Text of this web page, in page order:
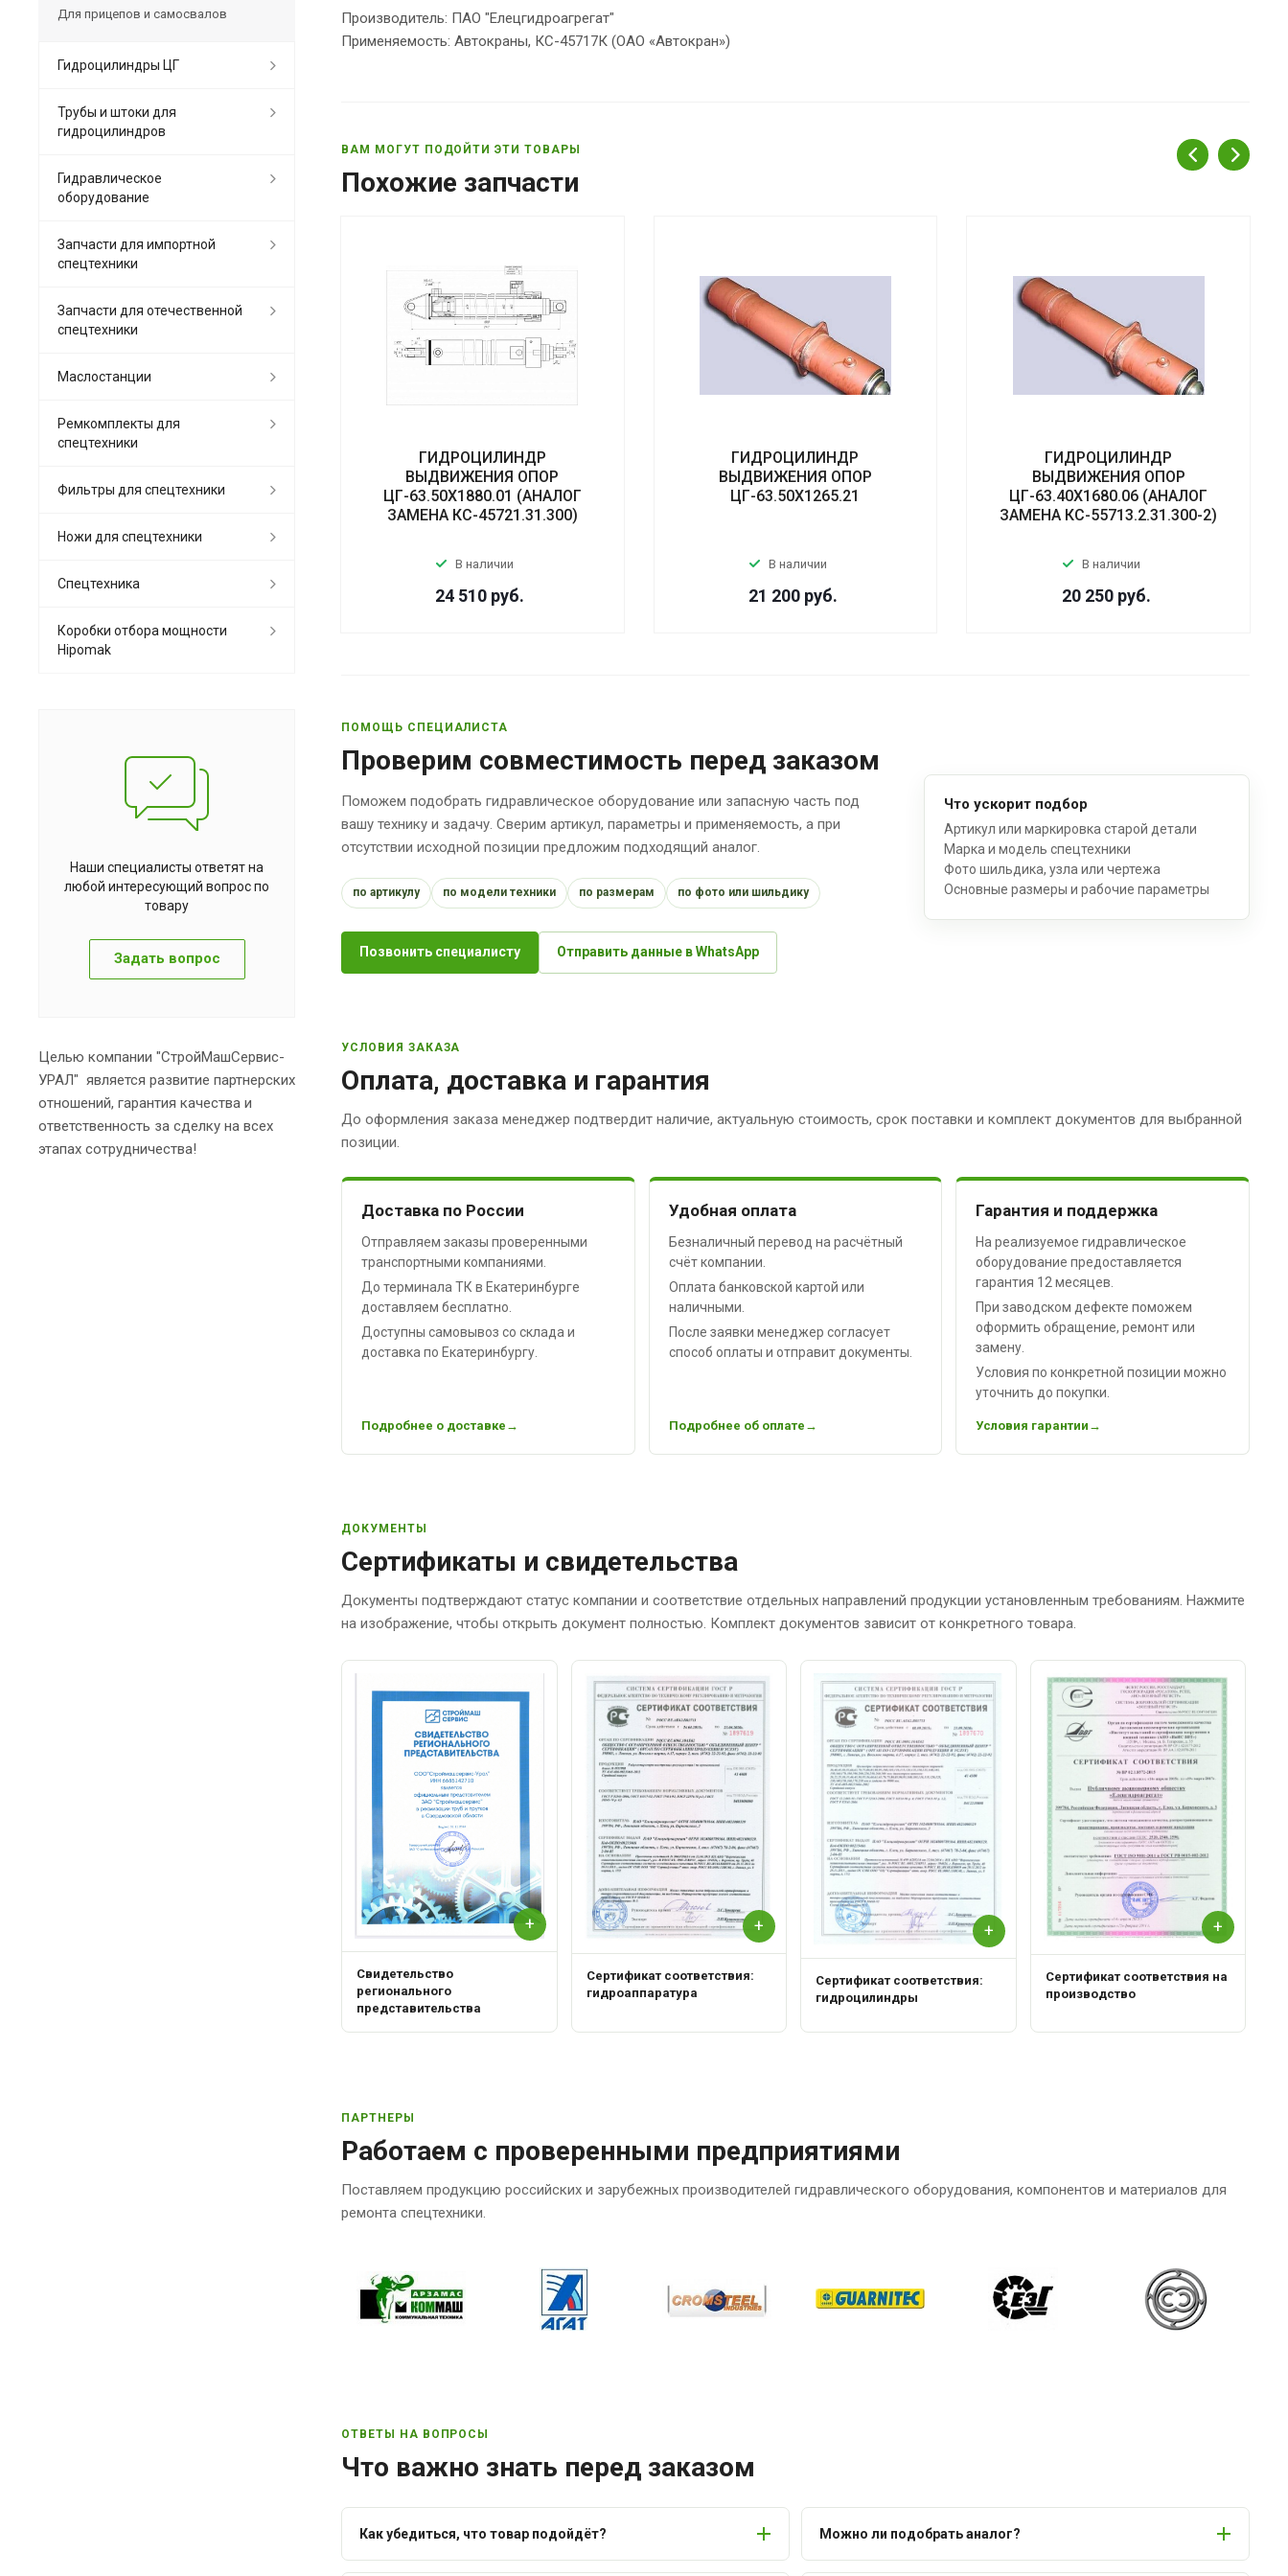
Производитель: ПАО "Елецгидроагрегат"
Применяемость: Автокраны, КС-45717К (ОАО «Автокран»)
ВАМ МОГУТ ПОДОЙТИ ЭТИ ТОВАРЫ
Похожие запчасти
ГИДРОЦИЛИНДР
ВЫДВИЖЕНИЯ ОПОР
ЦГ-63.50Х1880.01 (АНАЛОГ
ЗАМЕНА КС-45721.31.300)
В наличии
24 510 руб.
ГИДРОЦИЛИНДР
ВЫДВИЖЕНИЯ ОПОР
ЦГ-63.50Х1265.21
В наличии
21 200 руб.
ГИДРОЦИЛИНДР
ВЫДВИЖЕНИЯ ОПОР
ЦГ-63.40Х1680.06 (АНАЛОГ
ЗАМЕНА КС-55713.2.31.300-2)
В наличии
20 250 руб.
ПОМОЩЬ СПЕЦИАЛИСТА
Проверим совместимость перед заказом
Поможем подобрать гидравлическое оборудование или запасную часть под
вашу технику и задачу. Сверим артикул, параметры и применяемость, а при
отсутствии исходной позиции предложим подходящий аналог.
по артикулу по модели техники по размерам по фото или шильдику
Позвонить специалисту Отправить данные в WhatsApp
Что ускорит подбор
Артикул или маркировка старой детали
Марка и модель спецтехники
Фото шильдика, узла или чертежа
Основные размеры и рабочие параметры
УСЛОВИЯ ЗАКАЗА
Оплата, доставка и гарантия
До оформления заказа менеджер подтвердит наличие, актуальную стоимость, срок поставки и комплект документов для выбранной
позиции.
Доставка по России
Отправляем заказы проверенными
транспортными компаниями.
До терминала ТК в Екатеринбурге
доставляем бесплатно.
Доступны самовывоз со склада и
доставка по Екатеринбургу.
Подробнее о доставке
Удобная оплата
Безналичный перевод на расчётный
счёт компании.
Оплата банковской картой или
наличными.
После заявки менеджер согласует
способ оплаты и отправит документы.
Подробнее об оплате
Гарантия и поддержка
На реализуемое гидравлическое
оборудование предоставляется
гарантия 12 месяцев.
При заводском дефекте поможем
оформить обращение, ремонт или
замену.
Условия по конкретной позиции можно
уточнить до покупки.
Условия гарантии
ДОКУМЕНТЫ
Сертификаты и свидетельства
Документы подтверждают статус компании и соответствие отдельных направлений продукции установленным требованиям. Нажмите
на изображение, чтобы открыть документ полностью. Комплект документов зависит от конкретного товара.
+
Свидетельство
регионального
представительства
+
Сертификат соответствия:
гидроаппаратура
+
Сертификат соответствия:
гидроцилиндры
+
Сертификат соответствия на
производство
ПАРТНЕРЫ
Работаем с проверенными предприятиями
Поставляем продукцию российских и зарубежных производителей гидравлического оборудования, компонентов и материалов для
ремонта спецтехники.
ОТВЕТЫ НА ВОПРОСЫ
Что важно знать перед заказом
Как убедиться, что товар подойдёт? Можно ли подобрать аналог?
Для прицепов и самосвалов
Гидроцилиндры ЦГ
Трубы и штоки для
гидроцилиндров
Гидравлическое
оборудование
Запчасти для импортной
спецтехники
Запчасти для отечественной
спецтехники
Маслостанции
Ремкомплекты для
спецтехники
Фильтры для спецтехники
Ножи для спецтехники
Спецтехника
Коробки отбора мощности
Hipomak
Наши специалисты ответят на
любой интересующий вопрос по
товару
Задать вопрос
Целью компании "СтройМашСервис-
УРАЛ" является развитие партнерских
отношений, гарантия качества и
ответственность за сделку на всех
этапах сотрудничества!